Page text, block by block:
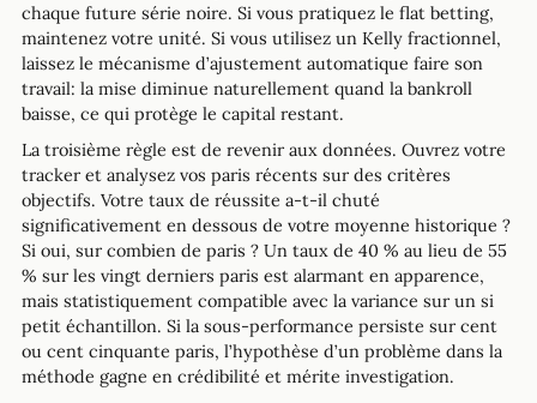
chaque future série noire. Si vous pratiquez le flat betting,
maintenez votre unité. Si vous utilisez un Kelly fractionnel,
laissez le mécanisme d’ajustement automatique faire son
travail: la mise diminue naturellement quand la bankroll
baisse, ce qui protège le capital restant.
La troisième règle est de revenir aux données. Ouvrez votre
tracker et analysez vos paris récents sur des critères
objectifs. Votre taux de réussite a-t-il chuté
significativement en dessous de votre moyenne historique ?
Si oui, sur combien de paris ? Un taux de 40 % au lieu de 55
% sur les vingt derniers paris est alarmant en apparence,
mais statistiquement compatible avec la variance sur un si
petit échantillon. Si la sous-performance persiste sur cent
ou cent cinquante paris, l’hypothèse d’un problème dans la
méthode gagne en crédibilité et mérite investigation.